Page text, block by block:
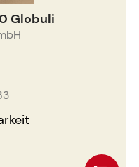
Globuli